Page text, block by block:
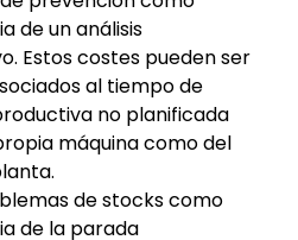
de un análisis
Estos costes pueden ser
al tiempo de
no planificada
máquina como del
de stocks como
de la parada